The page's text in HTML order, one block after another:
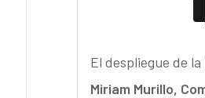
El despliegue de
Miriam Murillo,